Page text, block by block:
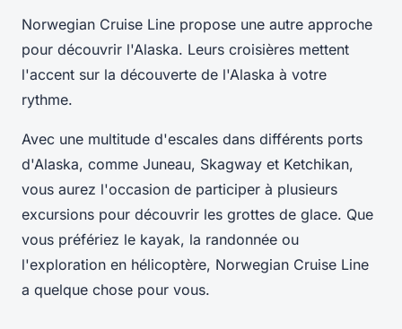
Norwegian Cruise Line propose une autre approche
pour découvrir l'Alaska. Leurs croisières mettent
l'accent sur la découverte de l'Alaska à votre
rythme.
Avec une multitude d'escales dans différents ports
d'Alaska, comme Juneau, Skagway et Ketchikan,
vous aurez l'occasion de participer à plusieurs
excursions pour découvrir les grottes de glace. Que
vous préfériez le kayak, la randonnée ou
l'exploration en hélicoptère, Norwegian Cruise Line
a quelque chose pour vous.